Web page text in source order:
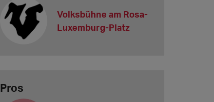
Volksbühne am Rosa-
Luxemburg-Platz
Pros